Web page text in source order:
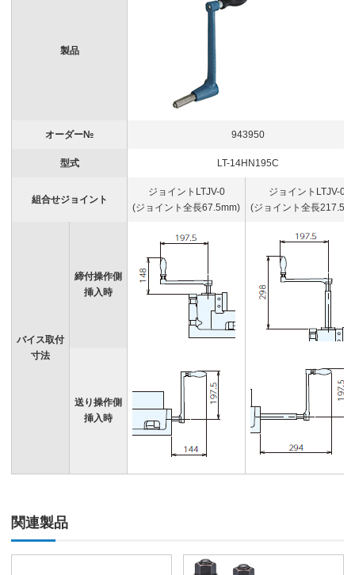
製品
オーダー№ 943950
型式 LT-14HN195C
組合せジョイント
ジョイントLTJV-0
(ジョイント全長67.5mm)
ジョイントLTJV-0
(ジョイント全長
バイス取付
寸法
締付操作側
挿入時
送り操作側
挿入時
関連製品